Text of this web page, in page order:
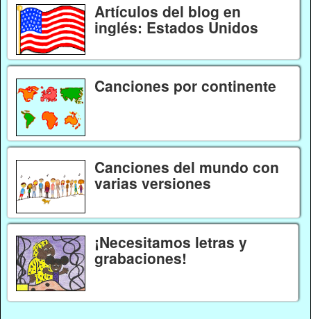
Artículos del blog en
inglés: Estados Unidos
Canciones por continente
Canciones del mundo con
varias versiones
¡Necesitamos letras y
grabaciones!